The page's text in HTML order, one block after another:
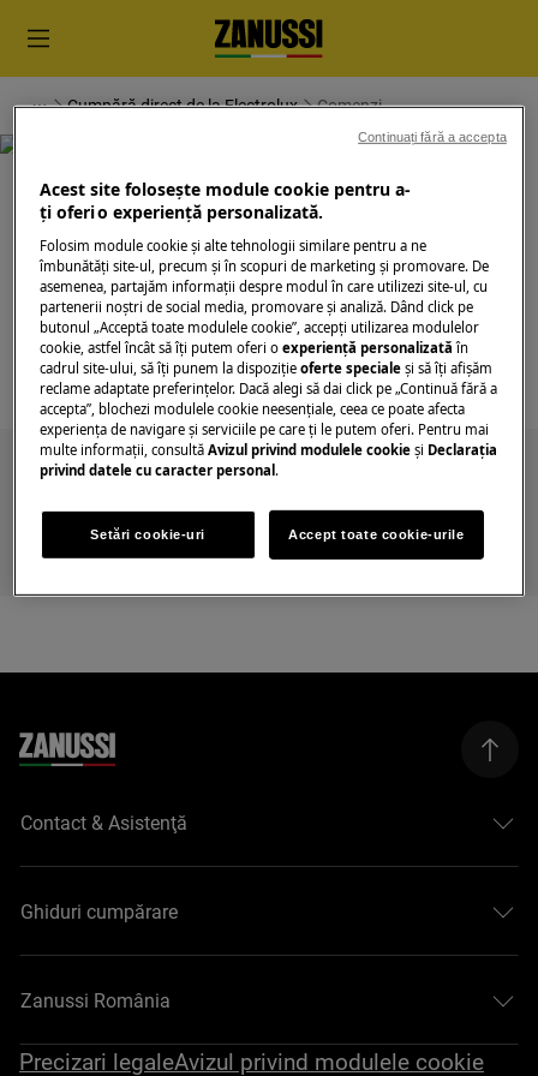
Cumpără direct de la Electrolux Comenzi
Suport pentru Comenzi
Caută printre articolele noastre de suport
Contact & Asistenţă
Ghiduri cumpărare
Zanussi România
Precizari legaleAvizul privind modulele cookie
Acest site folosește module cookie pentru a-
ţi oferi o experienţă personalizată.
Folosim module cookie și alte tehnologii similare pentru a ne
îmbunătăţi site-ul, precum și în scopuri de marketing și promovare. De
asemenea, partajăm informaţii despre modul în care utilizezi site-ul, cu
partenerii noștri de social media, promovare și analiză. Dând click pe
butonul „Acceptă toate modulele cookie”, accepţi utilizarea modulelor
cookie, astfel încât să îţi putem oferi oexperienţă personalizată în
cadrul site-ului, să îţi punem la dispoziţieoferte speciale și să îţi afișăm
reclame adaptate preferinţelor. Dacă alegi să dai click pe „Continuă fără a
accepta”, blochezi modulele cookie neesenţiale, ceea ce poate afecta
experienţa de navigare și serviciile pe care ţi le putem oferi. Pentru mai
multe informaţii, consultăAvizul privind modulele cookie și Declaraţia
privind datele cu caracter personal.
Setări cookie-uri Accept toate cookie-urile
Continuați fără a accepta